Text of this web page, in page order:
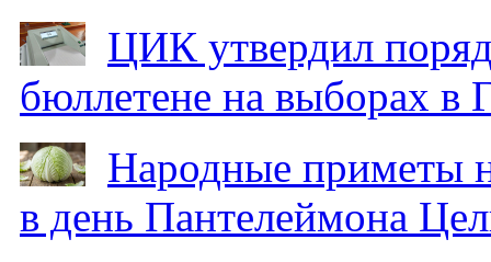
ЦИК утвердил
бюллетене на выборах в
Народные приметы
в день Пантелеймона